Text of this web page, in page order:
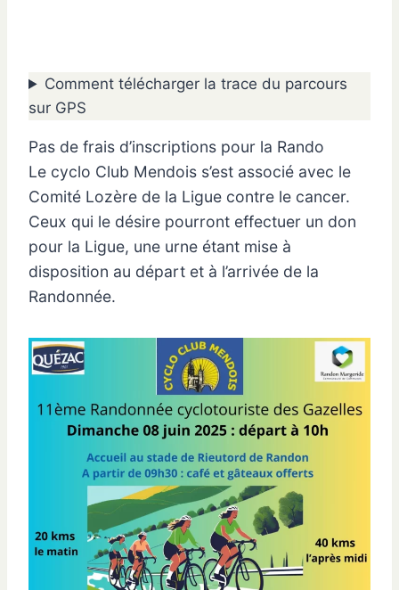
Comment télécharger la trace du parcours
sur GPS
Pas de frais d’inscriptions pour la Rando
Le cyclo Club Mendois s’est associé avec le
Comité Lozère de la Ligue contre le cancer.
Ceux qui le désire pourront effectuer un don
pour la Ligue, une urne étant mise à
disposition au départ et à l’arrivée de la
Randonnée.